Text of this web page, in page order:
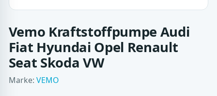
Vemo Kraftstoffpumpe Audi
Fiat Hyundai Opel Renault
Seat Skoda VW
Marke: VEMO